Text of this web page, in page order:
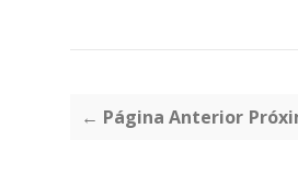
← Página Anterior